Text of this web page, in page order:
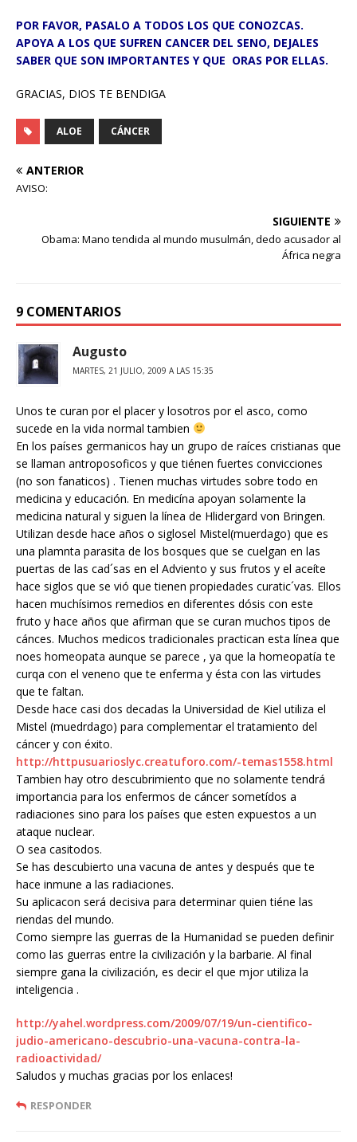
POR FAVOR, PASALO A TODOS LOS QUE CONOZCAS.
APOYA A LOS QUE SUFREN CANCER DEL SENO, DEJALES
SABER QUE SON IMPORTANTES Y QUE ORAS POR ELLAS.
GRACIAS, DIOS TE BENDIGA
ALOE CÁNCER
ANTERIOR
AVISO:
SIGUIENTE
Obama: Mano tendida al mundo musulmán, dedo acusador al
África negra
9 COMENTARIOS
Augusto
MARTES, 21 JULIO, 2009 A LAS 15:35
Unos te curan por el placer y losotros por el asco, como
sucede en la vida normal tambien
En los países germanicos hay un grupo de raíces cristianas que
se llaman antroposoficos y que tiénen fuertes convicciones
(no son fanaticos) . Tienen muchas virtudes sobre todo en
medicina y educación. En medicína apoyan solamente la
medicina natural y siguen la línea de Hlidergard von Bringen.
Utilizan desde hace años o siglosel Mistel(muerdago) que es
una plamnta parasita de los bosques que se cuelgan en las
puertas de las cad´sas en el Adviento y sus frutos y el aceíte
hace siglos que se vió que tienen propiedades curatic´vas. Ellos
hacen muchísimos remedios en diferentes dósis con este
fruto y hace años que afirman que se curan muchos tipos de
cánces. Muchos medicos tradicionales practican esta línea que
noes homeopata aunque se parece , ya que la homeopatía te
curqa con el veneno que te enferma y ésta con las virtudes
que te faltan.
Desde hace casi dos decadas la Universidad de Kiel utiliza el
Mistel (muedrdago) para complementar el tratamiento del
cáncer y con éxito.
http://httpusuarioslyc.creatuforo.com/-temas1558.html
Tambien hay otro descubrimiento que no solamente tendrá
importancia para los enfermos de cáncer sometídos a
radiaciones sino para los países que esten expuestos a un
ataque nuclear.
O sea casitodos.
Se has descubierto una vacuna de antes y después que te
hace inmune a las radiaciones.
Su aplicacon será decisiva para determinar quien tiéne las
riendas del mundo.
Como siempre las guerras de la Humanidad se pueden definir
como las guerras entre la civilización y la barbarie. Al final
siempre gana la civilización, es decir el que mjor utiliza la
inteligencia .
http://yahel.wordpress.com/2009/07/19/un-cientifico-
judio-americano-descubrio-una-vacuna-contra-la-
radioactividad/
Saludos y muchas gracias por los enlaces!
RESPONDER